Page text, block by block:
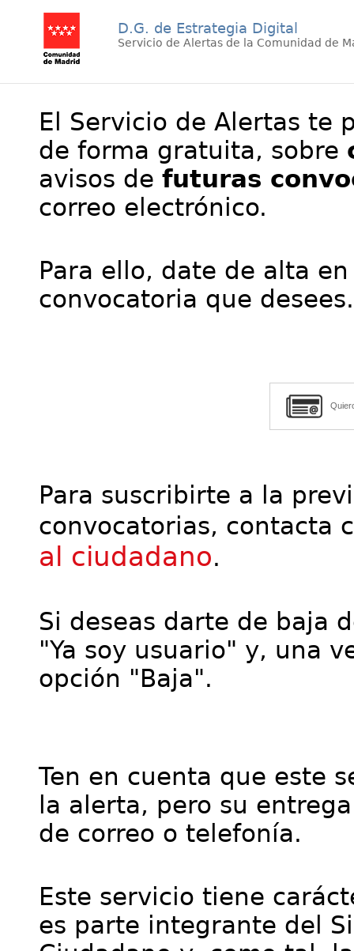
D.G. de Estrategia Digital
Servicio de Alertas de la Comunidad de
El Servicio de Alertas te
de forma gratuita, sobre
avisos de futuras
correo electrónico.
Para ello, date de alta
convocatoria que desees.
Para suscribirte a la
convocatorias, contacta
al ciudadano.
Si deseas darte de baja
"Ya soy usuario" y, una
opción "Baja".
Ten en cuenta que este
la alerta, pero su
de correo o telefonía.
Este servicio tiene
es parte integrante del